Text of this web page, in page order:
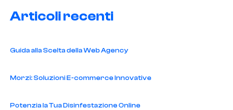
Articoli recenti
Guida alla Scelta della Web Agency
Morzi: Soluzioni E-commerce Innovative
Potenzia la Tua Disinfestazione Online